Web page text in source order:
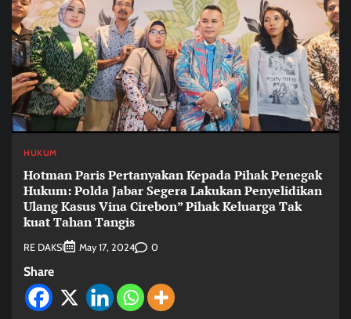
HUKUM
Hotman Paris Pertanyakan Kepada Pihak Penegak
Hukum: Polda Jabar Segera Lakukan Penyelidikan
Ulang Kasus Vina Cirebon” Pihak Keluarga Tak
kuat Tahan Tangis
RE DAKSI May 17, 2024 0
Share